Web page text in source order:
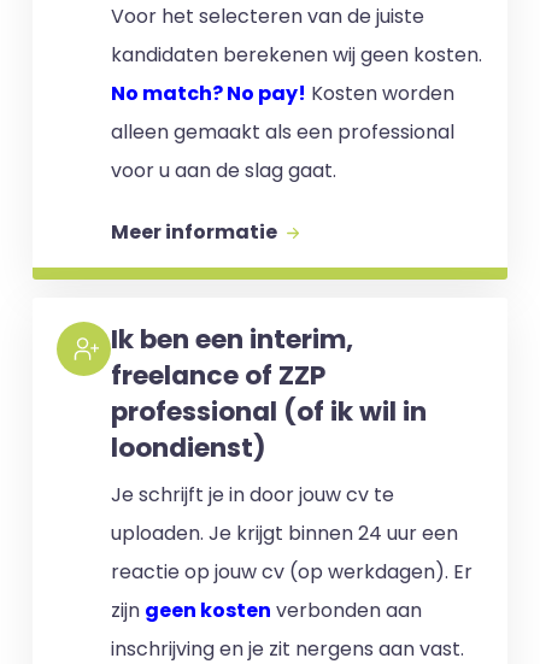
Voor het selecteren van de juiste
kandidaten berekenen wij geen kosten.
No match? No pay! Kosten worden
alleen gemaakt als een professional
voor u aan de slag gaat.
Meer informatie
Ik ben een interim,
freelance of ZZP
professional (of ik wil in
loondienst)
Je schrijft je in door jouw cv te
uploaden. Je krijgt binnen 24 uur een
reactie op jouw cv (op werkdagen). Er
zijn geen kosten verbonden aan
inschrijving en je zit nergens aan vast.